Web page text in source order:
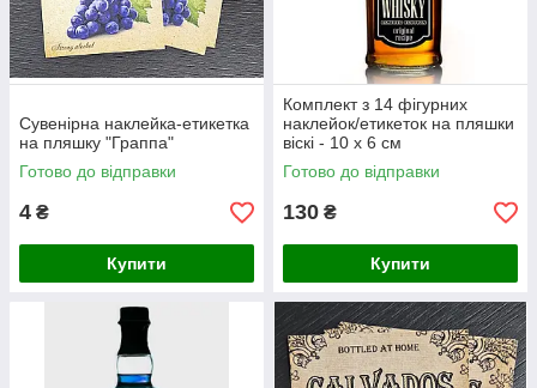
Сувенірна наклейка-етикетка
на пляшку "Граппа"
Готово до відправки
4 ₴
Купити
Комплект з 14 фігурних
наклейок/етикеток на пляшки
віскі - 10 х 6 см
Готово до відправки
130 ₴
Купити